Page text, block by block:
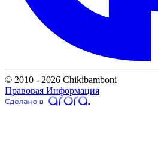
© 2010 - 2026 Chikibamboni
Правовая Информация